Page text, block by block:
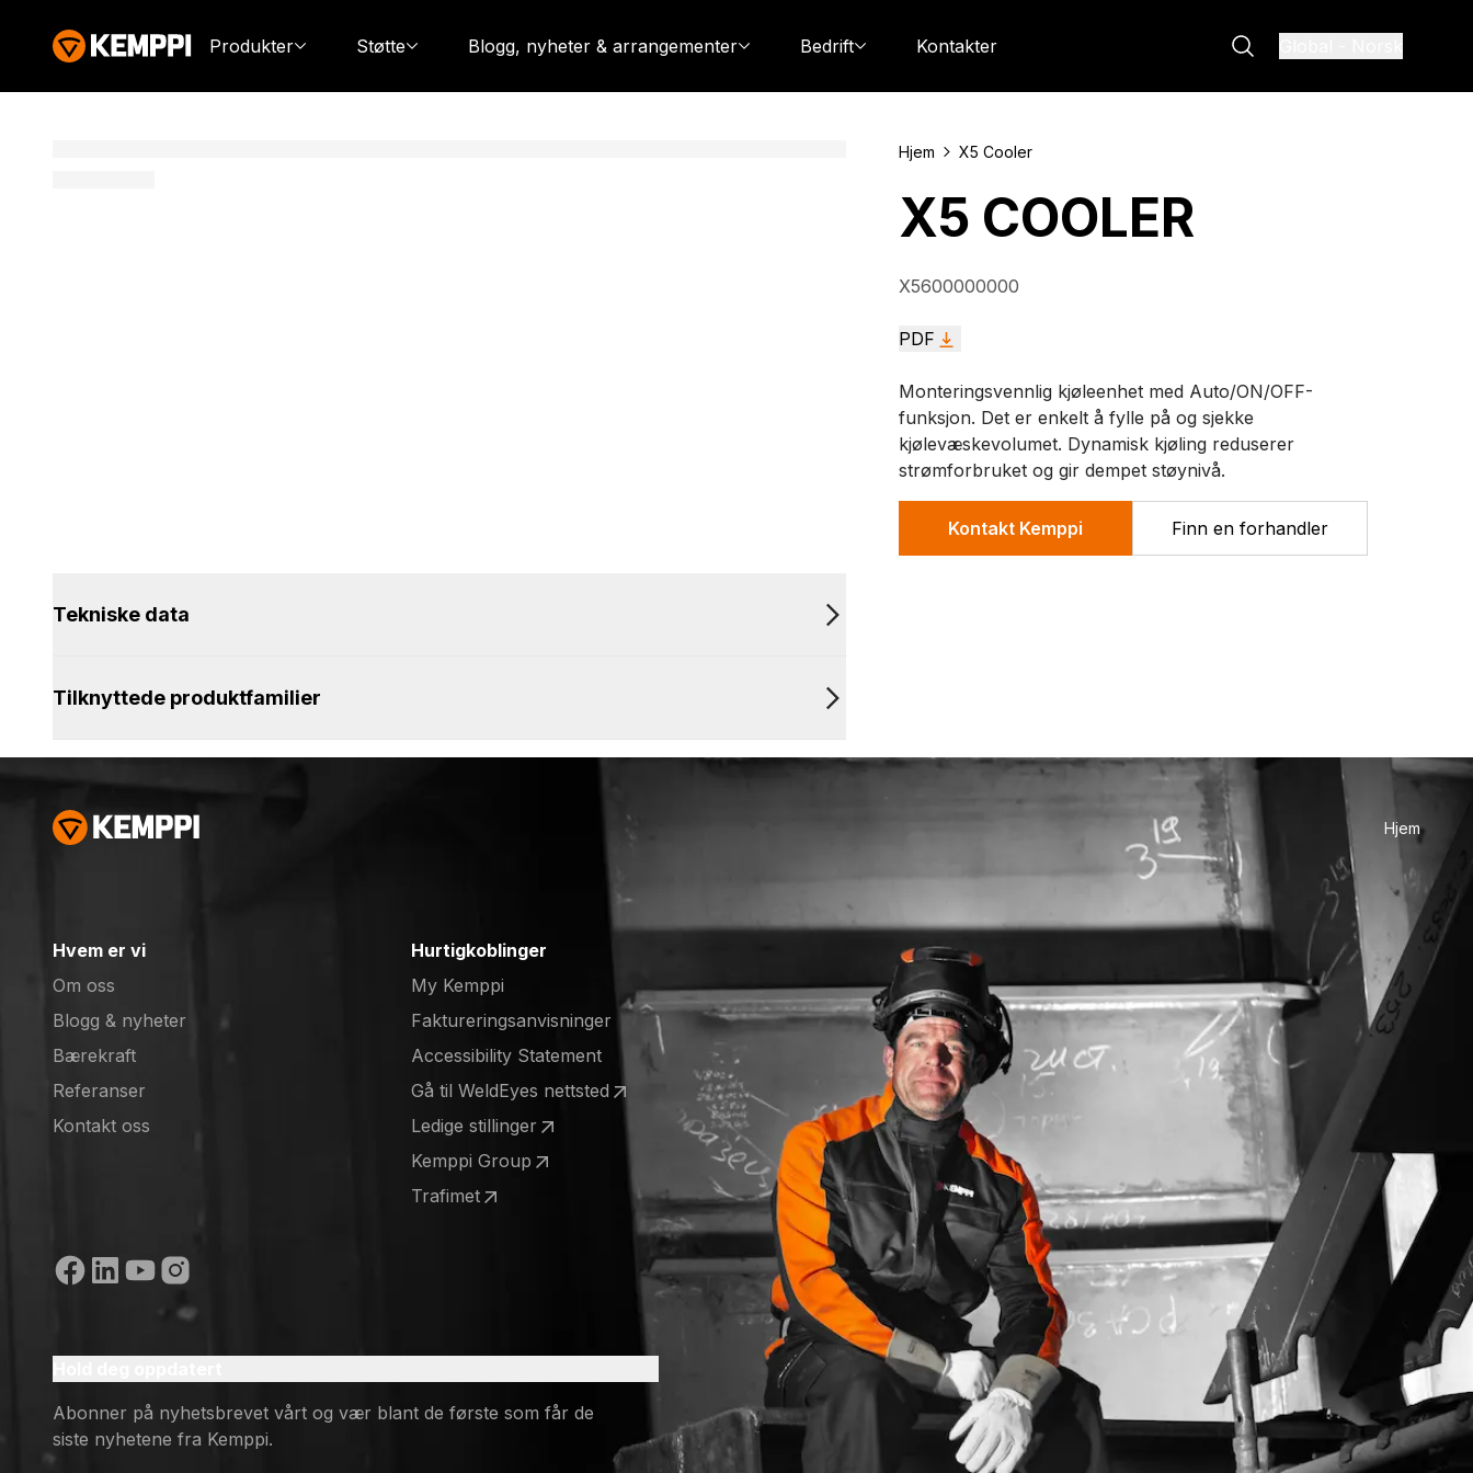
Produkter Støtte Blogg, nyheter & arrangementer Bedrift Kontakter
Hjem X5 Cooler
X5 COOLER
X5600000000
PDF
Monteringsvennlig kjøleenhet med Auto/ON/OFF-
funksjon. Det er enkelt å fylle på og sjekke
kjølevæskevolumet. Dynamisk kjøling reduserer
strømforbruket og gir dempet støynivå.
Kontakt Kemppi Finn en forhandler
Tekniske data
Tilknyttede produktfamilier
Hjem
Hvem er vi
Om oss
Blogg & nyheter
Bærekraft
Referanser
Kontakt oss
Hurtigkoblinger
My Kemppi
Faktureringsanvisninger
Accessibility Statement
Gå til WeldEyes nettsted
(opens in a new tab)
Ledige stillinger
(opens in a new tab)
Kemppi Group
(opens in a new tab)
Trafimet
Sosiale medier
Abonner på nyhetsbrevet vårt og vær blant de første som får de
siste nyhetene fra Kemppi.